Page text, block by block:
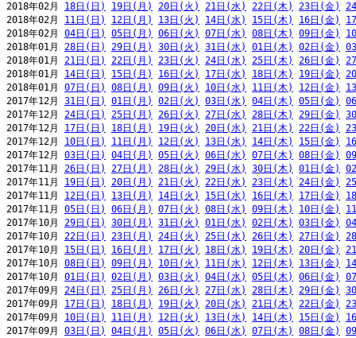
2018年02月 18日(日) 19日(月) 20日(火) 21日(水) 22日(木) 23日(金)
2018年02月 11日(日) 12日(月) 13日(火) 14日(水) 15日(木) 16日(金)
2018年02月 04日(日) 05日(月) 06日(火) 07日(水) 08日(木) 09日(金)
2018年01月 28日(日) 29日(月) 30日(火) 31日(水) 01日(木) 02日(金)
2018年01月 21日(日) 22日(月) 23日(火) 24日(水) 25日(木) 26日(金)
2018年01月 14日(日) 15日(月) 16日(火) 17日(水) 18日(木) 19日(金)
2018年01月 07日(日) 08日(月) 09日(火) 10日(水) 11日(木) 12日(金)
2017年12月 31日(日) 01日(月) 02日(火) 03日(水) 04日(木) 05日(金)
2017年12月 24日(日) 25日(月) 26日(火) 27日(水) 28日(木) 29日(金)
2017年12月 17日(日) 18日(月) 19日(火) 20日(水) 21日(木) 22日(金)
2017年12月 10日(日) 11日(月) 12日(火) 13日(水) 14日(木) 15日(金)
2017年12月 03日(日) 04日(月) 05日(火) 06日(水) 07日(木) 08日(金)
2017年11月 26日(日) 27日(月) 28日(火) 29日(水) 30日(木) 01日(金)
2017年11月 19日(日) 20日(月) 21日(火) 22日(水) 23日(木) 24日(金)
2017年11月 12日(日) 13日(月) 14日(火) 15日(水) 16日(木) 17日(金)
2017年11月 05日(日) 06日(月) 07日(火) 08日(水) 09日(木) 10日(金)
2017年10月 29日(日) 30日(月) 31日(火) 01日(水) 02日(木) 03日(金)
2017年10月 22日(日) 23日(月) 24日(火) 25日(水) 26日(木) 27日(金)
2017年10月 15日(日) 16日(月) 17日(火) 18日(水) 19日(木) 20日(金)
2017年10月 08日(日) 09日(月) 10日(火) 11日(水) 12日(木) 13日(金)
2017年10月 01日(日) 02日(月) 03日(火) 04日(水) 05日(木) 06日(金)
2017年09月 24日(日) 25日(月) 26日(火) 27日(水) 28日(木) 29日(金)
2017年09月 17日(日) 18日(月) 19日(火) 20日(水) 21日(木) 22日(金)
2017年09月 10日(日) 11日(月) 12日(火) 13日(水) 14日(木) 15日(金)
2017年09月 03日(日) 04日(月) 05日(火) 06日(水) 07日(木) 08日(金)